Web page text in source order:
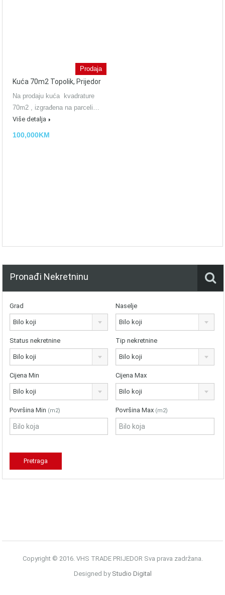
Prodaja
Kuća 70m2 Topolik, Prijedor
Na prodaju kuća kvadrature
70m2 , izgrađena na parceli…
Više detalja
100,000KM
Pronađi Nekretninu
Grad
Bilo koji
Naselje
Bilo koji
Status nekretnine
Bilo koji
Tip nekretnine
Bilo koji
Cijena Min
Bilo koji
Cijena Max
Bilo koji
Površina Min (m2) Površina Max (m2)
Copyright © 2016. VHS TRADE PRIJEDOR Sva prava zadržana.
Designed by Studio Digital